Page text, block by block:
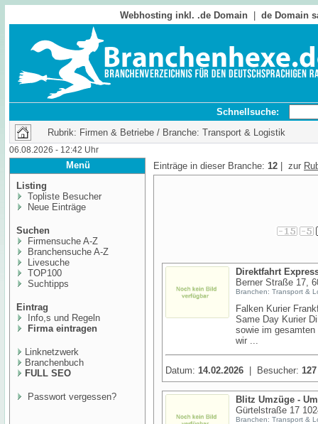
Webhosting inkl. .de Domain de Domain
Schnellsuche:
Rubrik: Firmen & Betriebe / Branche: Transport & Logistik
06.08.2026 - 12:42 Uhr
Menü
Listing
Topliste Besucher
Neue Einträge
Suchen
Firmensuche A-Z
Branchensuche A-Z
Livesuche
TOP100
Suchtipps
Eintrag
Info,s und Regeln
Firma eintragen
Linknetzwerk
Branchenbuch
FULL SEO
Passwort vergessen?
Einträge in dieser Branche: 12 | zur
Direktfahrt
Berner Straße 17,
Branchen: Transport &
Falken Kurier
Same Day Kurier
sowie im gesamten
wir ...
Datum: 14.02.2026 | Besucher: 127
Blitz Umzüge -
Gürtelstraße 17
Branchen: Transport &